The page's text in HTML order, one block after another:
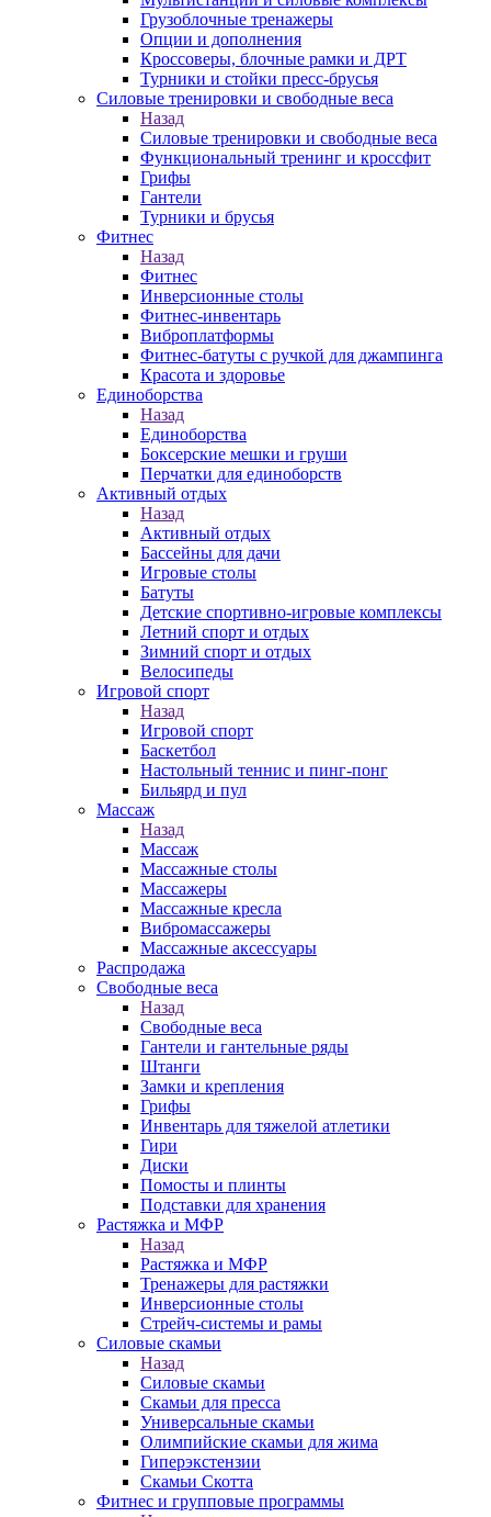
Грузоблочные тренажеры
Опции и дополнения
Кроссоверы, блочные рамки и ДРТ
Турники и стойки пресс-брусья
Силовые тренировки и свободные веса
Назад
Силовые тренировки и свободные веса
Функциональный тренинг и кроссфит
Грифы
Гантели
Турники и брусья
Фитнес
Назад
Фитнес
Инверсионные столы
Фитнес-инвентарь
Виброплатформы
Фитнес-батуты с ручкой для джампинга
Красота и здоровье
Единоборства
Назад
Единоборства
Боксерские мешки и груши
Перчатки для единоборств
Активный отдых
Назад
Активный отдых
Бассейны для дачи
Игровые столы
Батуты
Детские спортивно-игровые комплексы
Летний спорт и отдых
Зимний спорт и отдых
Велосипеды
Игровой спорт
Назад
Игровой спорт
Баскетбол
Настольный теннис и пинг-понг
Бильярд и пул
Массаж
Назад
Массаж
Массажные столы
Массажеры
Массажные кресла
Вибромассажеры
Массажные аксессуары
Распродажа
Свободные веса
Назад
Свободные веса
Гантели и гантельные ряды
Штанги
Замки и крепления
Грифы
Инвентарь для тяжелой атлетики
Гири
Диски
Помосты и плинты
Подставки для хранения
Растяжка и МФР
Назад
Растяжка и МФР
Тренажеры для растяжки
Инверсионные столы
Стрейч-системы и рамы
Силовые скамьи
Назад
Силовые скамьи
Скамьи для пресса
Универсальные скамьи
Олимпийские скамьи для жима
Гиперэкстензии
Скамьи Скотта
Фитнес и групповые программы